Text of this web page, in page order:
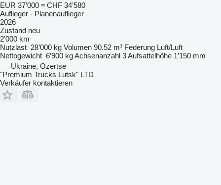
EUR 37’000 ≈ CHF 34’580
Auflieger - Planenauflieger
2026
Zustand neu
2’000 km
Nutzlast 28’000 kg Volumen 90.52 m³ Federung Luft/Luft
Nettogewicht 6’900 kgAchsenanzahl 3Aufsattelhöhe 1’150 mm
Ukraine, Ozertse
"Premium Trucks Lutsk" LTD
Verkäufer kontaktieren